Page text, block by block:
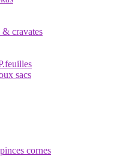
& cravates
sacs
cornes